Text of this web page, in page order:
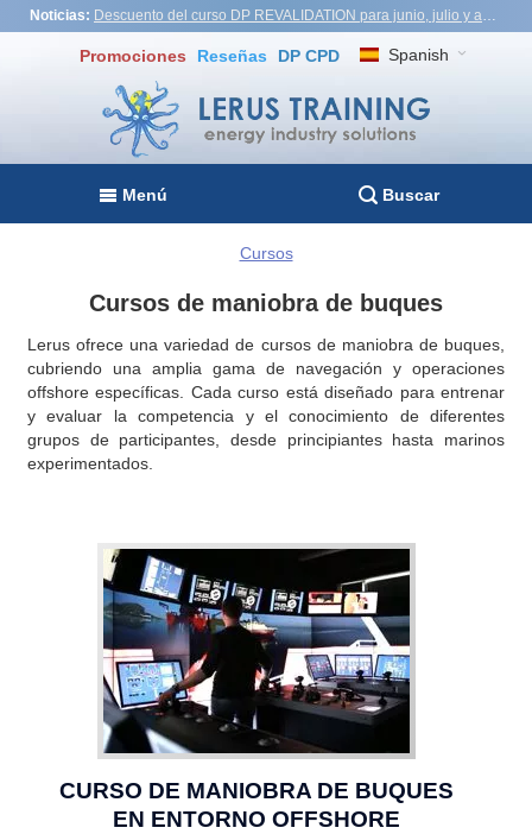
Noticias: Descuento del curso DP REVALIDATION para junio, julio y agosto - USD1,000! Vietnam, Turquía, Malasia
Promociones Reseñas DP CPD Spanish
Menú Buscar
Cursos
Cursos de maniobra de buques
Lerus ofrece una variedad de cursos de maniobra de buques,
cubriendo una amplia gama de navegación y operaciones
offshore específicas. Cada curso está diseñado para entrenar
y evaluar la competencia y el conocimiento de diferentes
grupos de participantes, desde principiantes hasta marinos
experimentados.
CURSO DE MANIOBRA DE BUQUES
EN ENTORNO OFFSHORE